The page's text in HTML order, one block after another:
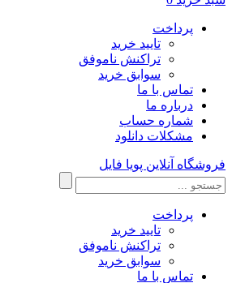
پرداخت
تایید خرید
تراکنش ناموفق
سوابق خرید
تماس با ما
درباره ما
شماره حساب
مشکلات دانلود
فروشگاه آنلاین پویا فایل
پرداخت
تایید خرید
تراکنش ناموفق
سوابق خرید
تماس با ما